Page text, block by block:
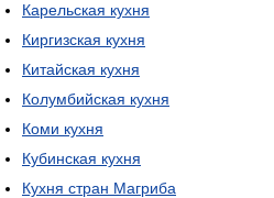
Карельская кухня
Киргизская кухня
Китайская кухня
Колумбийская кухня
Коми кухня
Кубинская кухня
Кухня стран Магриба